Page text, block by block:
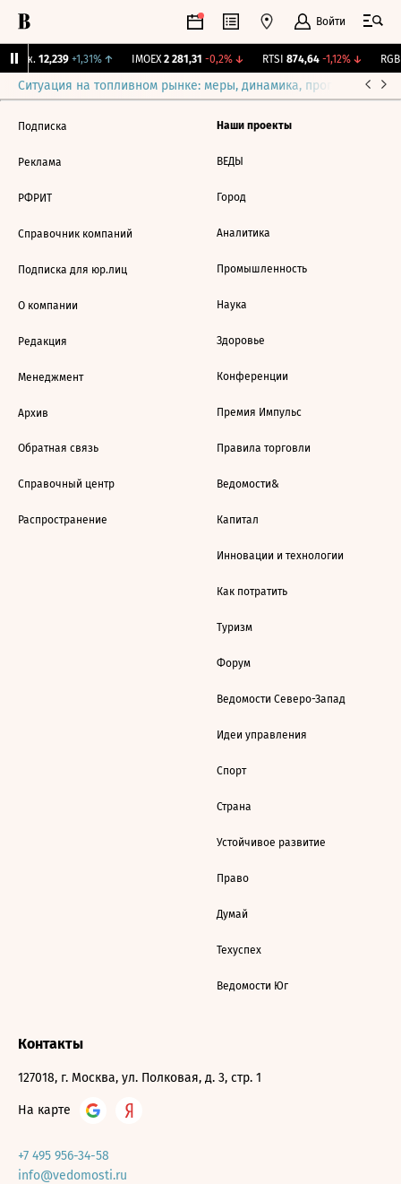
Войти
Бирж. 12,239 +1,31%↑ IMOEX 2 281,31 -0,2%↓ RTSI 874,64 -1,12%↓ RGBI
Ситуация на топливном рынке: меры, динамика, прогнозы
Подписка
Реклама
РФРИТ
Справочник компаний
Подписка для юр.лиц
О компании
Редакция
Менеджмент
Архив
Обратная связь
Справочный центр
Распространение
Наши проекты
ВЕДЫ
Город
Аналитика
Промышленность
Наука
Здоровье
Конференции
Премия Импульс
Правила торговли
Ведомости&
Капитал
Инновации и технологии
Как потратить
Туризм
Форум
Ведомости Северо-Запад
Идеи управления
Спорт
Страна
Устойчивое развитие
Право
Думай
Техуспех
Ведомости Юг
Контакты
127018, г. Москва, ул. Полковая, д. 3, стр. 1
На карте
+7 495 956-34-58
info@vedomosti.ru